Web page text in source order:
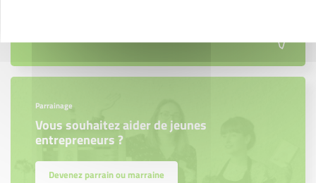
Parrainage
Vous souhaitez aider de jeunes
entrepreneurs ?
Devenez parrain ou marraine